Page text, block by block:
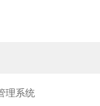
理系统